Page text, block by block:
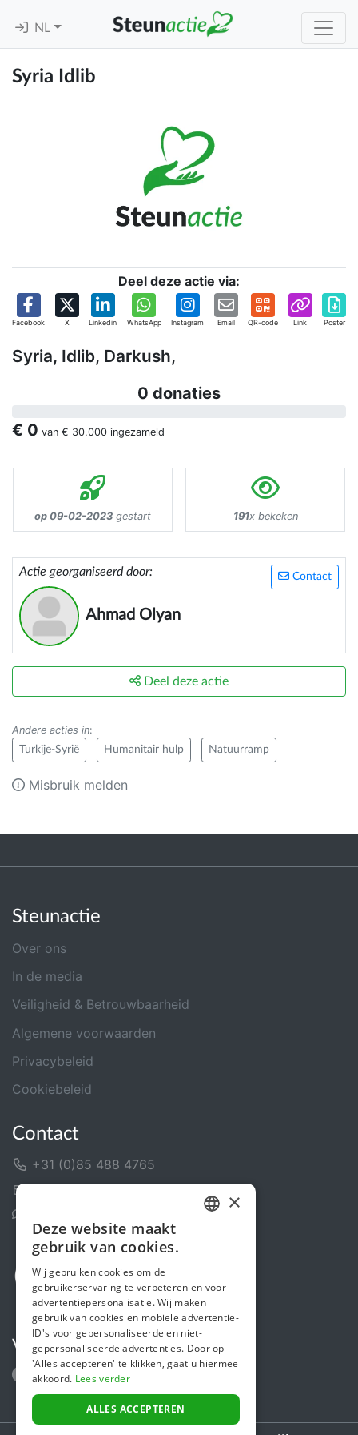
NL
Syria Idlib
Deel deze actie via:
Facebook X Linkedin WhatsApp Instagram Email QR-code Link Poster
Syria, Idlib, Darkush,
0 donaties
€ 0 van € 30.000 ingezameld
op 09-02-2023 gestart 191x bekeken
Contact
Actie georganiseerd door:
Ahmad Olyan
Deel deze actie
Andere acties in:
Turkije-Syrië Humanitair hulp Natuurramp
Misbruik melden
Steunactie
Over ons
In de media
Veiligheid & Betrouwbaarheid
Algemene voorwaarden
Privacybeleid
Cookiebeleid
Contact
+31 (0)85 488 4765
Volg ons
ENGLISH
×
Deze website maakt
gebruik van cookies.
Wij gebruiken cookies om de
gebruikerservaring te verbeteren en voor
advertentiepersonalisatie. Wij maken
gebruik van cookies en mobiele advertentie-
ID's voor gepersonaliseerde en niet-
gepersonaliseerde advertenties. Door op
'Alles accepteren' te klikken, gaat u hiermee
akkoord. Lees verder
ALLES ACCEPTEREN